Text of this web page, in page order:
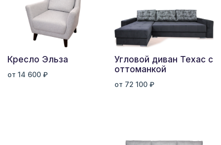
Кресло Эльза
от 14 600 ₽
Угловой диван Техас с
оттоманкой
от 72 100 ₽